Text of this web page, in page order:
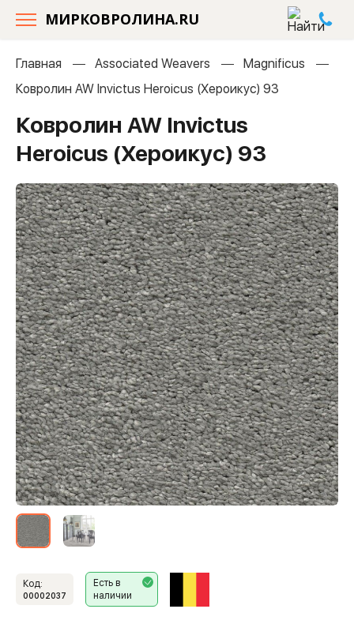
МИРКОВРОЛИНА.RU
Главная Associated Weavers
Magnificus
Ковролин AW Invictus Heroicus (Хероикус) 93
Ковролин AW Invictus
Heroicus (Хероикус) 93
Код:
00002037
Есть в
наличии